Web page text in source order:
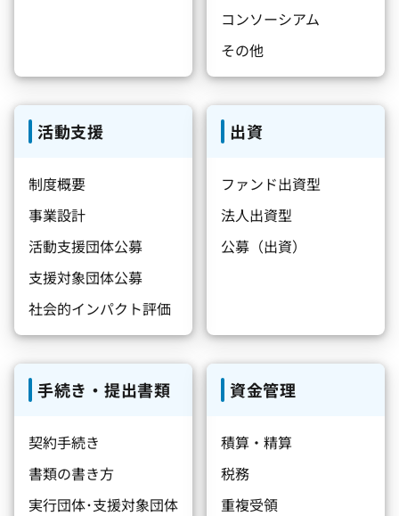
コンソーシアム
その他
活動支援
制度概要
事業設計
活動支援団体公募
支援対象団体公募
社会的インパクト評価
出資
ファンド出資型
法人出資型
公募（出資）
手続き・提出書類
契約手続き
書類の書き方
実行団体･支援対象団体
資金管理
積算・精算
税務
重複受領